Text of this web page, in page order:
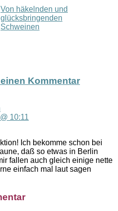
Von häkelnden und
glücksbringenden
Schweinen
Kommentar
10:11
Ich bekomme schon bei
daß so etwas in Berlin
fallen auch gleich einige nette
einfach mal laut sagen